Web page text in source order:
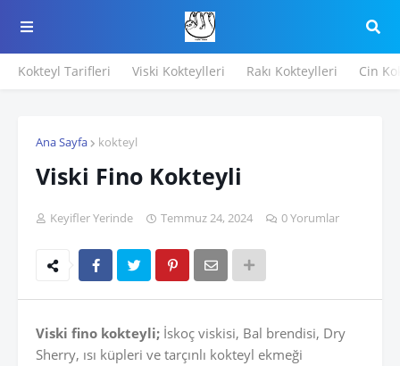
Kokteyl Tarifleri Viski Kokteylleri Rakı Kokteylleri Cin
Ana Sayfa kokteyl
Viski Fino Kokteyli
Keyifler Yerinde Temmuz 24, 2024 0 Yorumlar
Viski fino kokteyli; İskoç viskisi, Bal brendisi, Dry
Sherry, ısı küpleri ve tarçınlı kokteyl ekmeği